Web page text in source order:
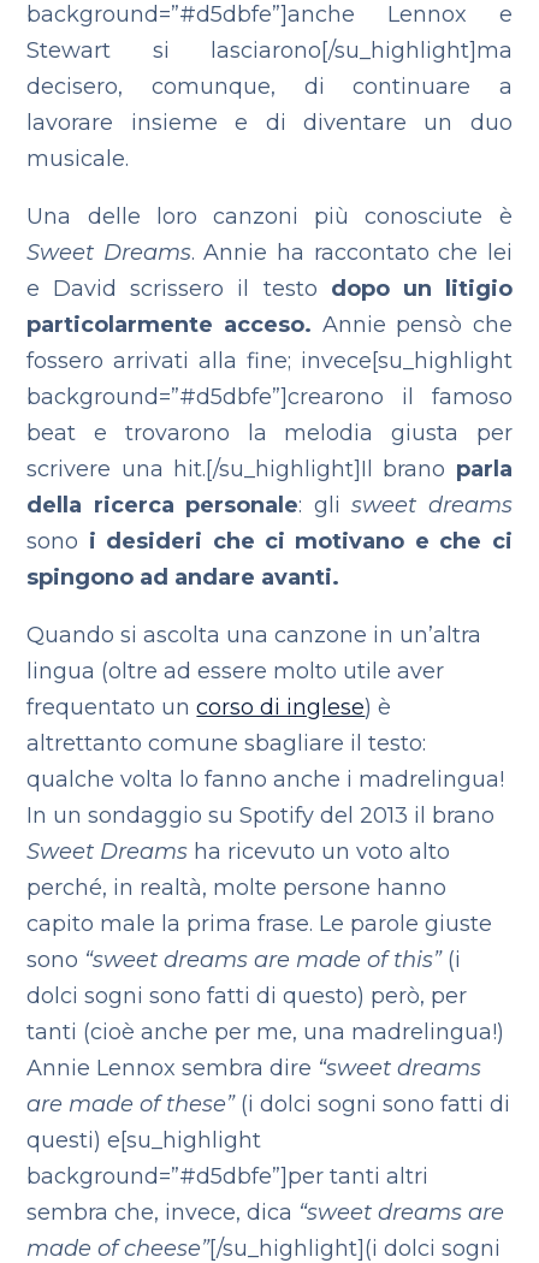
background=”#d5dbfe”]anche Lennox e
Stewart si lasciarono[/su_highlight]ma
decisero, comunque, di continuare a
lavorare insieme e di diventare un duo
musicale.
Una delle loro canzoni più conosciute è
Sweet Dreams. Annie ha raccontato che lei
e David scrissero il testo dopo un litigio
particolarmente acceso. Annie pensò che
fossero arrivati alla fine; invece[su_highlight
background=”#d5dbfe”]crearono il famoso
beat e trovarono la melodia giusta per
scrivere una hit.[/su_highlight]Il brano parla
della ricerca personale: glisweet dreams
sono i desideri che ci motivano e che ci
spingono ad andare avanti.
Quando si ascolta una canzone in un’altra
lingua (oltre ad essere molto utile aver
frequentato uncorso di inglese) è
altrettanto comune sbagliare il testo:
qualche volta lo fanno anche i madrelingua!
In un sondaggio su Spotify del 2013 il brano
Sweet Dreams ha ricevuto un voto alto
perché, in realtà, molte persone hanno
capito male la prima frase. Le parole giuste
sono “sweet dreams are made of this”(i
dolci sogni sono fatti di questo) però, per
tanti (cioè anche per me, una madrelingua!)
Annie Lennox sembra dire “sweet dreams
are made of these” (i dolci sogni sono fatti di
questi) e[su_highlight
background=”#d5dbfe”]per tanti altri
sembra che, invece, dica “sweet dreams are
made of cheese”[/su_highlight](i dolci sogni